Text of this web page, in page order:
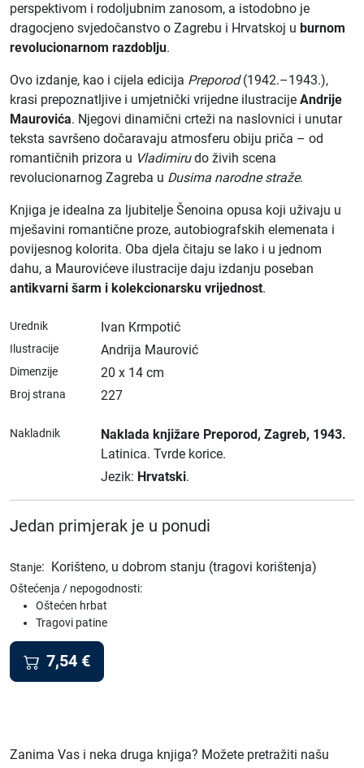
perspektivom i rodoljubnim zanosom, a istodobno je
dragocjeno svjedočanstvo o Zagrebu i Hrvatskoj u burnom
revolucionarnom razdoblju.
Ovo izdanje, kao i cijela edicija Preporod(1942.–1943.),
krasi prepoznatljive i umjetnički vrijedne ilustracije Andrije
Maurovića. Njegovi dinamični crteži na naslovnici i unutar
teksta savršeno dočaravaju atmosferu obiju priča – od
romantičnih prizora u Vladimirudo živih scena
revolucionarnog Zagreba u Dusima narodne straže.
Knjiga je idealna za ljubitelje Šenoina opusa koji uživaju u
mješavini romantične proze, autobiografskih elemenata i
povijesnog kolorita. Oba djela čitaju se lako i u jednom
dahu, a Maurovićeve ilustracije daju izdanju poseban
antikvarni šarm i kolekcionarsku vrijednost.
Urednik Ivan Krmpotić
Ilustracije Andrija Maurović
Dimenzije 20 x 14 cm
Broj strana 227
Nakladnik Naklada knjižare Preporod, Zagreb, 1943.
Latinica. Tvrde korice.
Jezik: Hrvatski.
Jedan primjerak je u ponudi
Stanje: Korišteno, u dobrom stanju (tragovi korištenja)
Oštećenja / nepogodnosti:
Oštećen hrbat
Tragovi patine
7,54 €
Zanima Vas i neka druga knjiga? Možete pretražiti našu